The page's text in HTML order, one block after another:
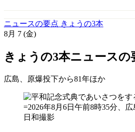
ニュースの要点 きょうの3本
8月 7 (金)
きょうの3本ニュースの
広島、原爆投下から81年ほか